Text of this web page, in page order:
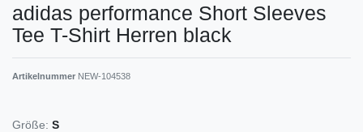
adidas performance Short Sleeves
Tee T-Shirt Herren black
Artikelnummer NEW-104538
Größe: S